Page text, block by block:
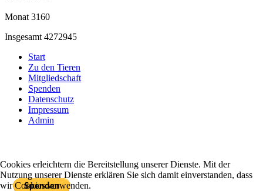
Monat 3160
Insgesamt 4272945
Start
Zu den Tieren
Mitgliedschaft
Spenden
Datenschutz
Impressum
Admin
Mit PayPal spenden
Cookies erleichtern die Bereitstellung unserer Dienste. Mit der
Nutzung unserer Dienste erklären Sie sich damit einverstanden, dass
wir Cookies verwenden.